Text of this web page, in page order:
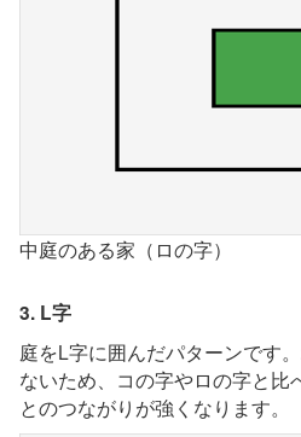
中庭のある家（ロの字）
3. L字
庭をL字に囲んだパターンです
ないため、コの字やロの字と比
とのつながりが強くなります。